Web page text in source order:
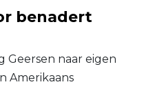
benadert
Geersen naar eigen
Amerikaans